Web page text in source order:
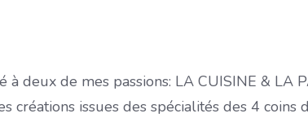
à deux de mes passions: LA CUISINE & LA
créations issues des spécialités des 4 coins